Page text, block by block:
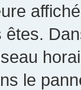
êtes.
le